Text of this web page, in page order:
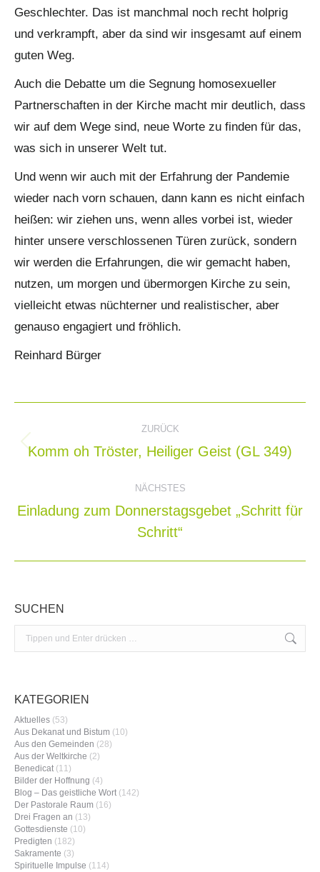
Geschlechter. Das ist manchmal noch recht holprig
und verkrampft, aber da sind wir insgesamt auf einem
guten Weg.
Auch die Debatte um die Segnung homosexueller
Partnerschaften in der Kirche macht mir deutlich, dass
wir auf dem Wege sind, neue Worte zu finden für das,
was sich in unserer Welt tut.
Und wenn wir auch mit der Erfahrung der Pandemie
wieder nach vorn schauen, dann kann es nicht einfach
heißen: wir ziehen uns, wenn alles vorbei ist, wieder
hinter unsere verschlossenen Türen zurück, sondern
wir werden die Erfahrungen, die wir gemacht haben,
nutzen, um morgen und übermorgen Kirche zu sein,
vielleicht etwas nüchterner und realistischer, aber
genauso engagiert und fröhlich.
Reinhard Bürger
Kommentarnavigation
ZURÜCK
Vorheriger
Komm oh Tröster, Heiliger Geist (GL 349)
NÄCHSTES
Nächster
Einladung zum Donnerstagsgebet „Schritt für
Schritt“
SUCHEN
KATEGORIEN
Aktuelles (53)
Aus Dekanat und Bistum (10)
Aus den Gemeinden (28)
Aus der Weltkirche (2)
Benedicat(11)
Bilder der Hoffnung (4)
Blog – Das geistliche Wort(142)
Der Pastorale Raum (16)
Drei Fragen an (13)
Gottesdienste (10)
Predigten (182)
Sakramente (3)
Spirituelle Impulse (114)